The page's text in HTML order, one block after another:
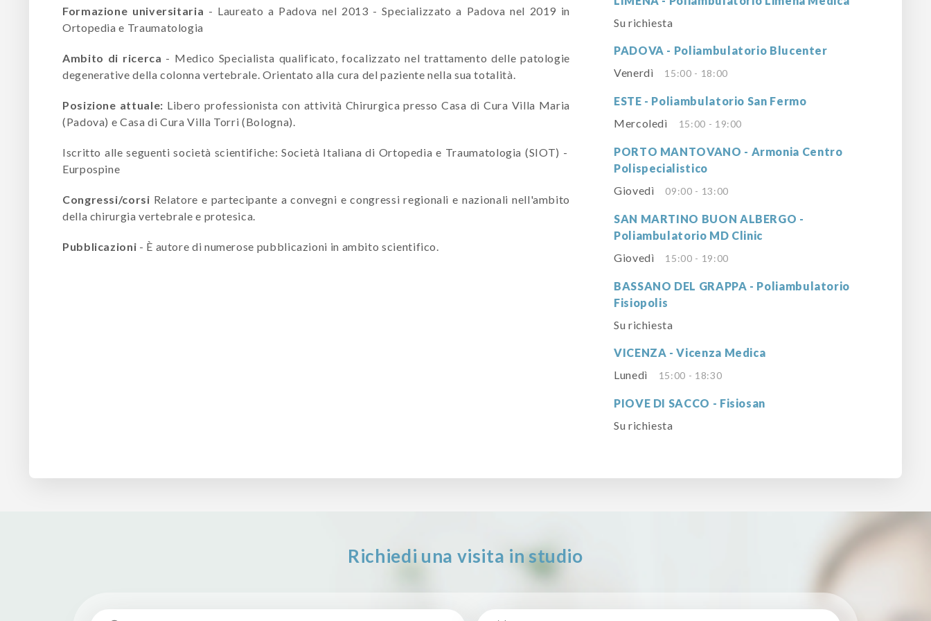
Formazione universitaria - Laureato a Padova nel 2013 - Specializzato a Padova nel 2019 in
Ortopedia e Traumatologia
Ambito di ricerca - Medico Specialista qualificato, focalizzato nel trattamento delle patologie
degenerative della colonna vertebrale. Orientato alla cura del paziente nella sua totalità.
Posizione attuale: Libero professionista con attività Chirurgica presso Casa di Cura Villa Maria
(Padova) e Casa di Cura Villa Torri (Bologna).
Iscritto alle seguenti società scientifiche: Società Italiana di Ortopedia e Traumatologia (SIOT) -
Eurpospine
Congressi/corsi Relatore e partecipante a convegni e congressi regionali e nazionali nell'ambito
della chirurgia vertebrale e protesica.
Pubblicazioni - È autore di numerose pubblicazioni in ambito scientifico.
Su richiesta
PADOVA - Poliambulatorio Blucenter
Venerdì
15:00 - 18:00
ESTE - Poliambulatorio San Fermo
Mercoledì
15:00 - 19:00
PORTO MANTOVANO - Armonia Centro
Polispecialistico
Giovedì
09:00 - 13:00
SAN MARTINO BUON ALBERGO -
Poliambulatorio MD Clinic
Giovedì
15:00 - 19:00
BASSANO DEL GRAPPA - Poliambulatorio
Fisiopolis
Su richiesta
VICENZA - Vicenza Medica
Lunedì
15:00 - 18:30
PIOVE DI SACCO - Fisiosan
Su richiesta
Richiedi una visita in studio